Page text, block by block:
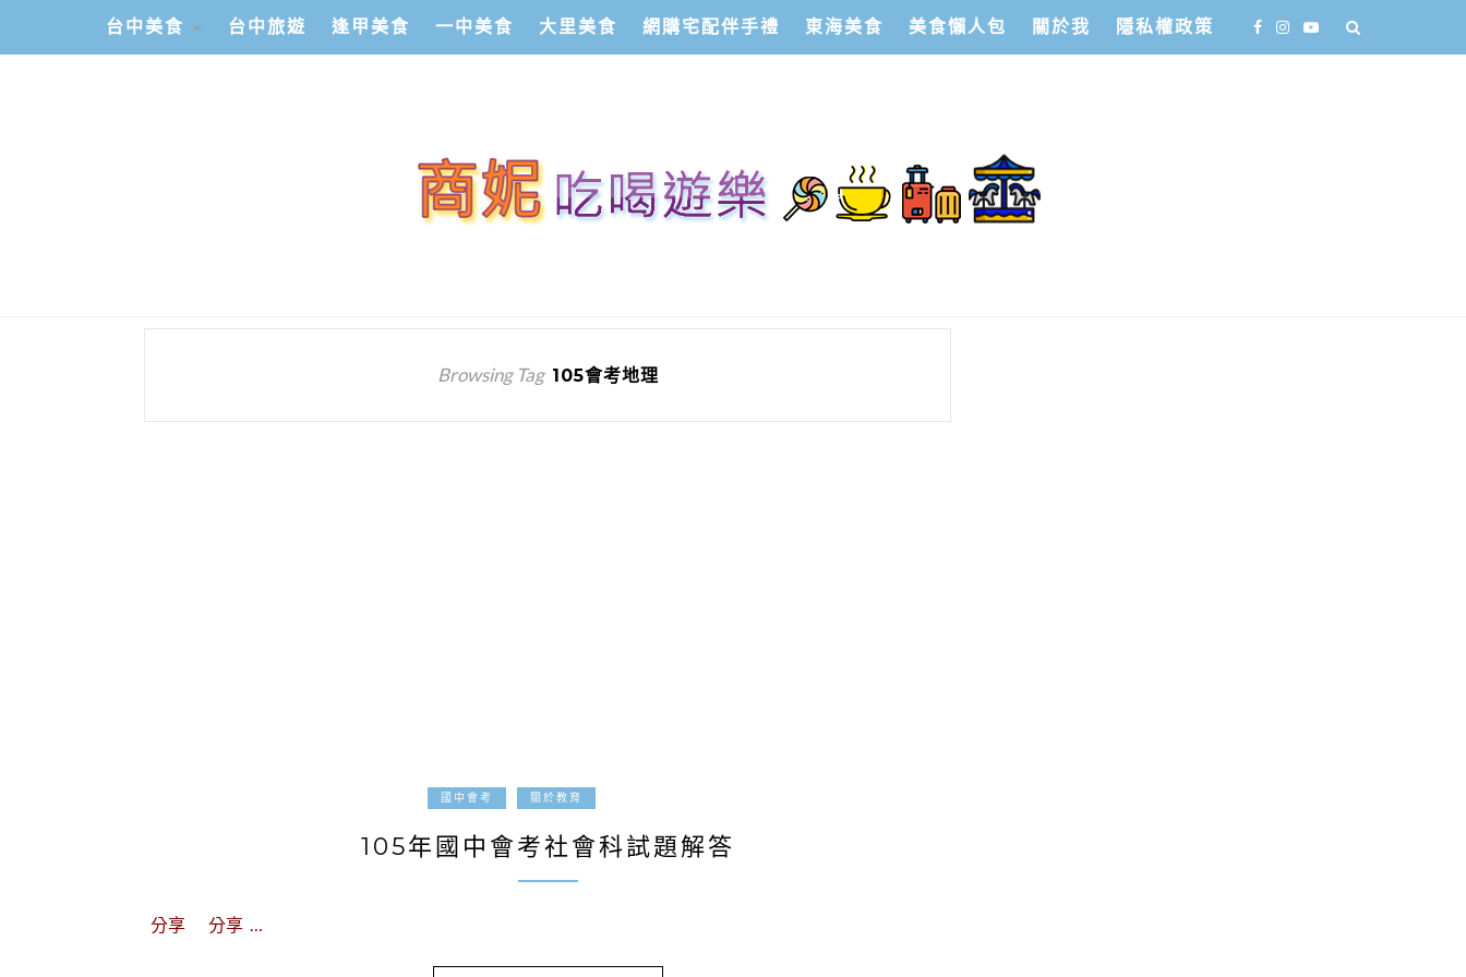
台中美食 台中旅遊 逢甲美食 一中美食 大里美食 網購宅配伴手禮 東海美食 美食懶人包 關於我 隱私權政策
Browsing Tag 105會考地理
國中會考 關於教育
105年國中會考社會科試題解答
分享 分享 …